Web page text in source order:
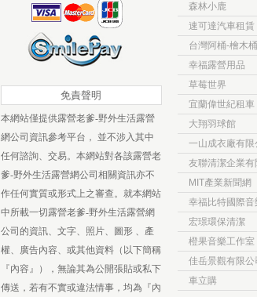
免責聲明
本網站僅提供露營老爹-野外生活露營
網公司資訊參考平台， 並不涉入其中
任何諮詢、交易。本網站對各該露營老
爹-野外生活露營網公司相關資訊亦不
作任何實質或形式上之審查。就本網站
中所載一切露營老爹-野外生活露營網
公司的資訊、文字、照片、圖形 、產
權、廣告內容、或其他資料（以下簡稱
『內容』），無論其為公開張貼或私下
傳送，若有不實或違法情事，均為『內
森林小鹿
速可達汽車租賃
台灣阿桶-檜木
幸福露營用品
草莓世界
宜蘭偉世紀租車
大翔羽球館
一山成衣廠有限
友聯清潔企業有
MIT產業新聞網
幸福比特國際音
宏璟環保清潔
橙果音樂工作室
佳岳景觀有限公
車立購